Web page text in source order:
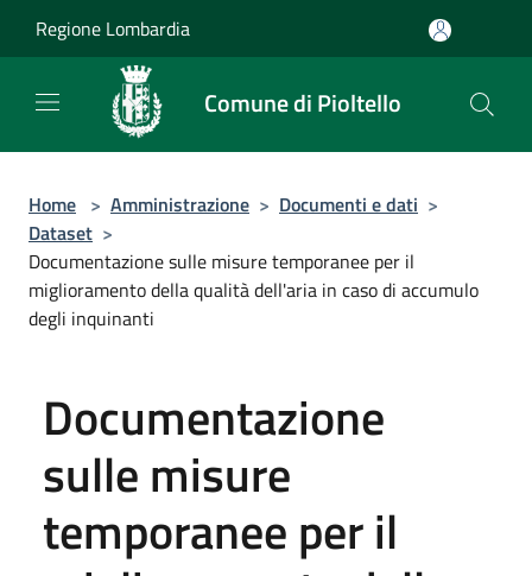
Regione Lombardia
Comune di Pioltello
Home > Amministrazione > Documenti e dati >
Dataset >
Documentazione sulle misure temporanee per il
miglioramento della qualità dell'aria in caso di accumulo
degli inquinanti
Documentazione
sulle misure
temporanee per il